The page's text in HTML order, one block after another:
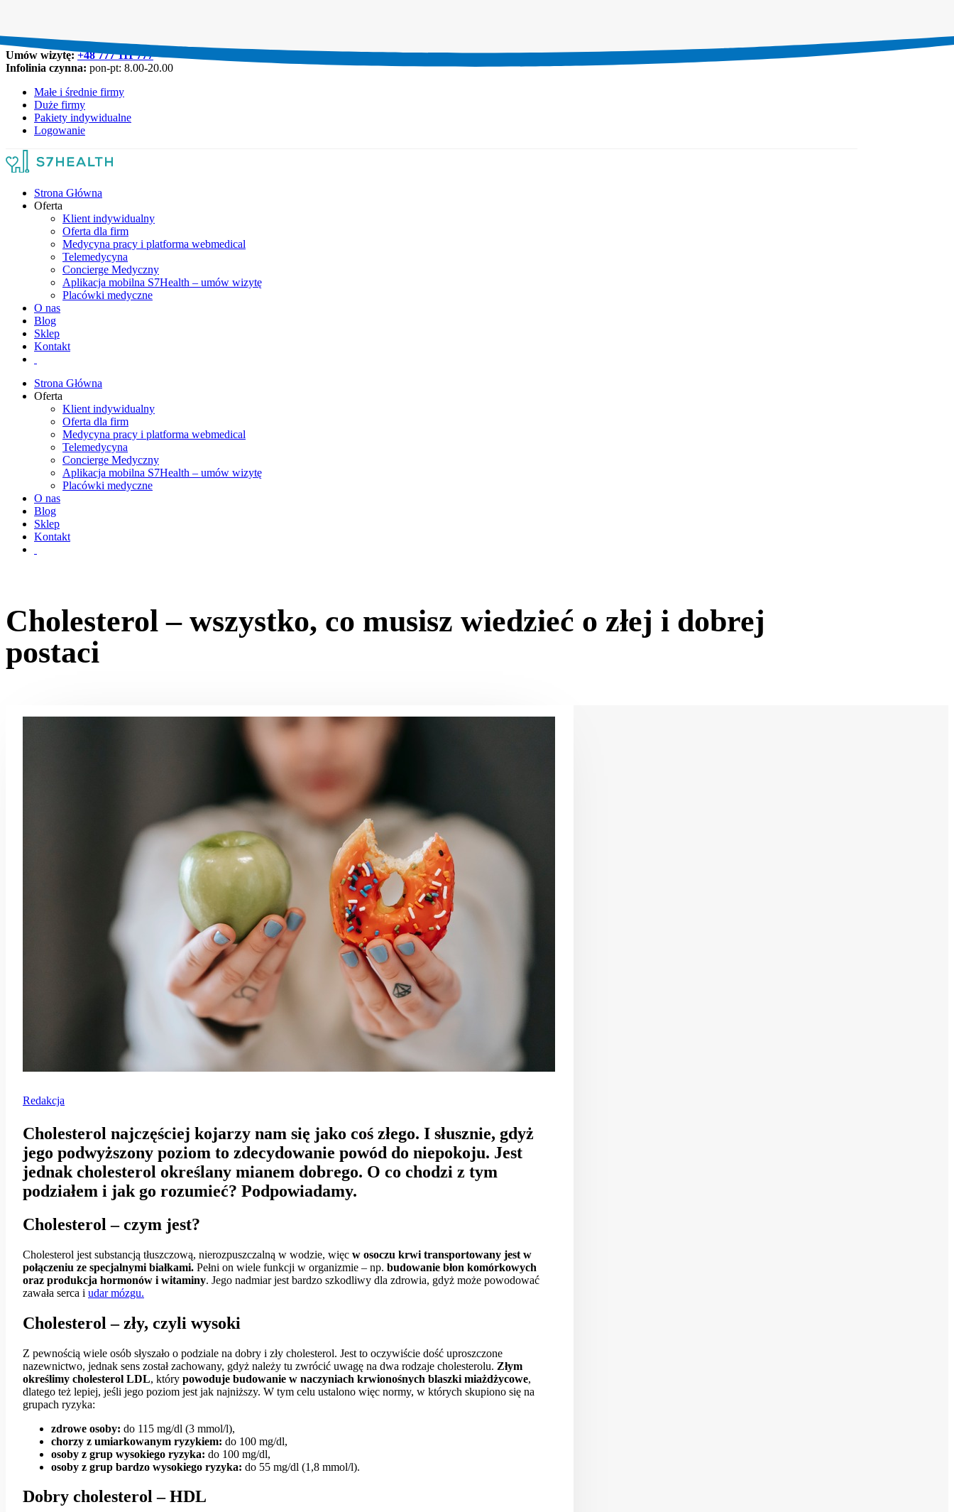
Umów wizytę:+48 777 111 777
Infolinia czynna: pon-pt: 8.00-20.00
Małe i średnie firmy
Duże firmy
Pakiety indywidualne
Logowanie
Strona Główna
Oferta
Klient indywidualny
Oferta dla firm
Medycyna pracy i platforma webmedical
Telemedycyna
Concierge Medyczny
Aplikacja mobilna S7Health – umów wizytę
Placówki medyczne
O nas
Blog
Sklep
Kontakt
Strona Główna
Oferta
Klient indywidualny
Oferta dla firm
Medycyna pracy i platforma webmedical
Telemedycyna
Concierge Medyczny
Aplikacja mobilna S7Health – umów wizytę
Placówki medyczne
O nas
Blog
Sklep
Kontakt
Cholesterol – wszystko, co musisz wiedzieć o złej i dobrej
postaci
Redakcja
Cholesterol najczęściej kojarzy nam się jako coś złego. I słusznie, gdyż
jego podwyższony poziom to zdecydowanie powód do niepokoju. Jest
jednak cholesterol określany mianem dobrego. O co chodzi z tym
podziałem i jak go rozumieć? Podpowiadamy.
Cholesterol – czym jest?
Cholesterol jest substancją tłuszczową, nierozpuszczalną w wodzie, więc w osoczu krwi transportowany jest w
połączeniu ze specjalnymi białkami. Pełni on wiele funkcji w organizmie – np. budowanie błon komórkowych
oraz produkcja hormonów i witaminy. Jego nadmiar jest bardzo szkodliwy dla zdrowia, gdyż może powodować
zawała serca i udar mózgu.
Cholesterol – zły, czyli wysoki
Z pewnością wiele osób słyszało o podziale na dobry i zły cholesterol. Jest to oczywiście dość uproszczone
nazewnictwo, jednak sens został zachowany, gdyż należy tu zwrócić uwagę na dwa rodzaje cholesterolu. Złym
określimy cholesterol LDL, który powoduje budowanie w naczyniach krwionośnych blaszki miażdżycowe,
dlatego też lepiej, jeśli jego poziom jest jak najniższy. W tym celu ustalono więc normy, w których skupiono się na
grupach ryzyka:
zdrowe osoby: do 115 mg/dl (3 mmol/l),
chorzy z umiarkowanym ryzykiem: do 100 mg/dl,
osoby z grup wysokiego ryzyka: do 100 mg/dl,
osoby z grup bardzo wysokiego ryzyka: do 55 mg/dl (1,8 mmol/l).
Dobry cholesterol – HDL